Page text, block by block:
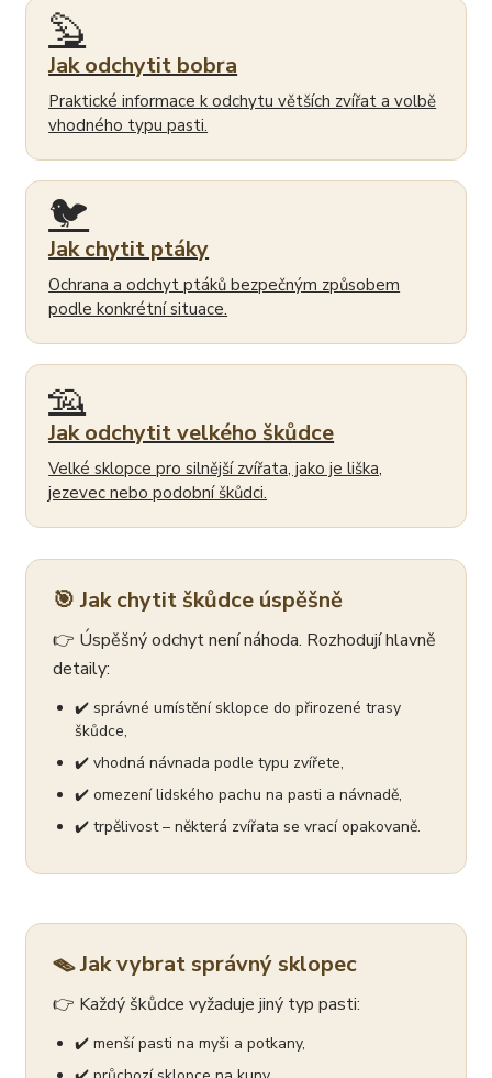
🦫
Jak odchytit bobra
Praktické informace k odchytu větších zvířat a volbě
vhodného typu pasti.
🐦
Jak chytit ptáky
Ochrana a odchyt ptáků bezpečným způsobem
podle konkrétní situace.
🦡
Jak odchytit velkého škůdce
Velké sklopce pro silnější zvířata, jako je liška,
jezevec nebo podobní škůdci.
🎯 Jak chytit škůdce úspěšně
👉 Úspěšný odchyt není náhoda. Rozhodují hlavně
detaily:
✔️ správné umístění sklopce do přirozené trasy
škůdce,
✔️ vhodná návnada podle typu zvířete,
✔️ omezení lidského pachu na pasti a návnadě,
✔️ trpělivost – některá zvířata se vrací opakovaně.
🪤 Jak vybrat správný sklopec
👉 Každý škůdce vyžaduje jiný typ pasti:
✔️ menší pasti na myši a potkany,